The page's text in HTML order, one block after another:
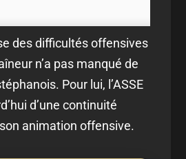
des difficultés offensives
n’a pas manqué de
Pour lui, l’ASSE
d’une continuité
animation offensive.